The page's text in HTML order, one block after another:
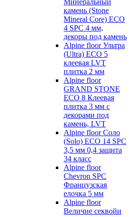
Минеральный
камень (Stone
Mineral Core) ECO
4 SPC 4 мм,
декоры под камень
Alpine floor Ультра
(Ultra) ECO 5
клеевая LVT
плитка 2 мм
Alpine floor
GRAND STONE
ECO 8 Клеевая
плитка 3 мм с
декорами под
камень, LVT
Alpine floor Соло
(Solo) ECO 14 SPC
3,5 мм 0,4 защита
34 класс
Alpine floor
Chevron SPC
Французская
елочка 5 мм
Alpine floor
Величие секвойи